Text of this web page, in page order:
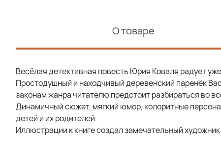
О товаре
Весёлая детективная повесть Юрия Коваля радует
Простодушный и находчивый деревенский паренёк
законам жанра читателю предстоит разбираться во
Динамичный сюжет, мягкий юмор, колоритные
детей и их родителей.
Иллюстрации к книге создал замечательный